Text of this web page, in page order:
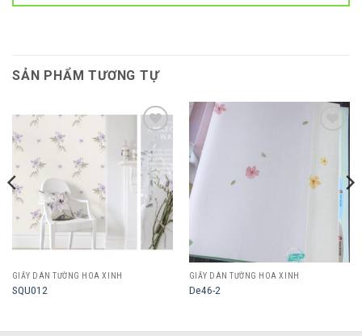
SẢN PHẨM TƯƠNG TỰ
Add to
wishlist
GIẤY DÁN TƯỜNG HOA XINH
SQU012
GIẤY DÁN TƯỜNG HOA XINH
De46-2